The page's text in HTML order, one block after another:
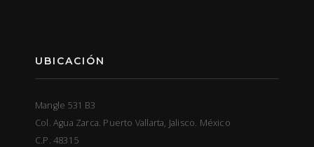
UBICACIÓN
Mangle 531 B3
Col. Agua Zarca. Puerto Vallarta, Jalisco. México
C.P. 48315